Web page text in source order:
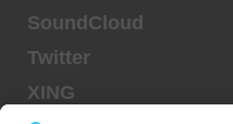
SoundCloud
Twitter
XING